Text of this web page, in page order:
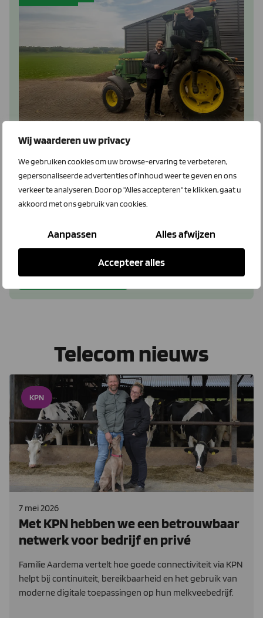
Wij waarderen uw privacy
We gebruiken cookies om uw browse-ervaring te verbeteren,
gepersonaliseerde advertenties of inhoud weer te geven en ons
verkeer te analyseren. Door op "Alles accepteren" te klikken, gaat u
akkoord met ons gebruik van cookies.
Aanpassen Alles afwijzen
Accepteer alles
LTO Connect & Call
Hoe meer producten en diensten van KPN je combineert
hoe meer korting je krijgt. Onze persoonlijke adviseurs
helpen je graag verder met advies over Extra Veilig
Bekijk dit voordeel
Telecom nieuws
KPN
7 mei 2026
Met KPN hebben we een betrouwbaar
netwerk voor bedrijf en privé
Familie Aardema vertelt hoe goede connectiviteit via KPN
helpt bij continuïteit, bereikbaarheid en het gebruik van
moderne digitale toepassingen op hun melkveebedrijf.